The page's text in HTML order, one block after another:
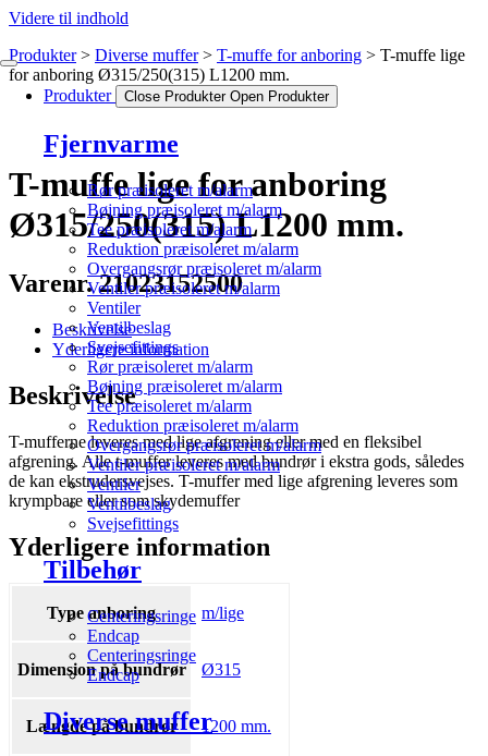
Videre til indhold
Produkter Close Produkter Open Produkter
Fjernvarme
Rør præisoleret m/alarm
Bøjning præisoleret m/alarm
Tee præisoleret m/alarm
Reduktion præisoleret m/alarm
Overgangsrør præisoleret m/alarm
Ventiler præisoleret m/alarm
Ventiler
Ventilbeslag
Svejsefittings
Rør præisoleret m/alarm
Bøjning præisoleret m/alarm
Tee præisoleret m/alarm
Reduktion præisoleret m/alarm
Overgangsrør præisoleret m/alarm
Ventiler præisoleret m/alarm
Ventiler
Ventilbeslag
Svejsefittings
Tilbehør
Centeringsringe
Endcap
Centeringsringe
Endcap
Diverse muffer
Produkter Diverse muffer T-muffe for anboring
T-muffe lige
for anboring Ø315/250(315) L1200 mm.
T-muffe lige for anboring
Ø315/250(315) L1200 mm.
Varenr. 21023152500
Beskrivelse
Yderligere information
Beskrivelse
T-mufferne leveres med lige afgrening eller med en fleksibel
afgrening. Alle t-muffer leveres med bundrør i ekstra gods, således
de kan ekstrudersvejses. T-muffer med lige afgrening leveres som
krympbare eller som skydemuffer
Yderligere information
Type anboring m/lige
Dimension på bundrør Ø315
Længde på bundrør 1200 mm.